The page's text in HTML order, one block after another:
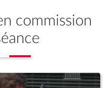
commission